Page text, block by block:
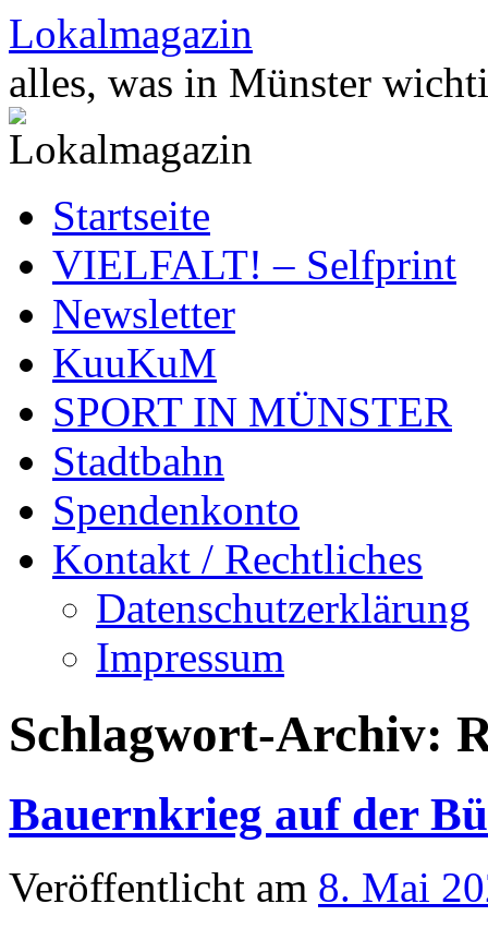
Zum
Inhalt
springen
Lokalmagazin
alles, was in Münster
Startseite
VIELFALT! – Selfprint
Newsletter
KuuKuM
SPORT IN MÜNSTER
Stadtbahn
Spendenkonto
Kontakt / Rechtliches
Datenschutzerklärung
Impressum
Schlagwort-Archiv:
Bauernkrieg auf der
Veröffentlicht am 8. Mai